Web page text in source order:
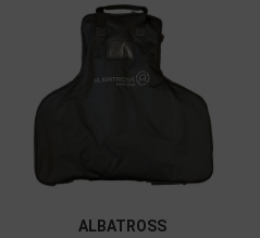
ALBATROSS